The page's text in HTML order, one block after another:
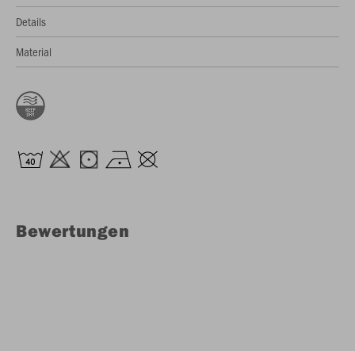
Details
Material
Bewertungen